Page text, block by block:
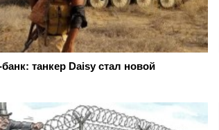
танкер Daisy стал новой